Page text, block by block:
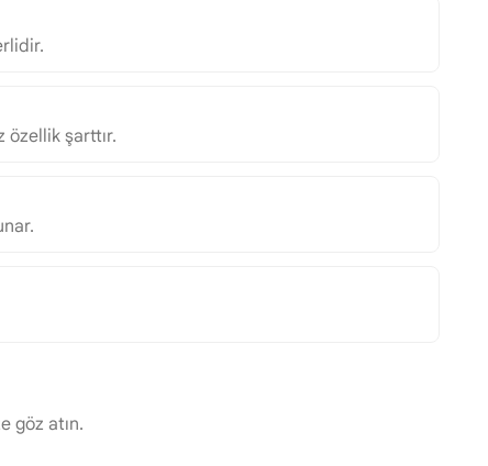
özellik şarttır.
göz atın.